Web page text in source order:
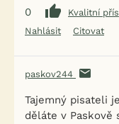
0
Kvalitní
Nahlásit
Citovat
paskov244
Tajemný pisateli
děláte v Paskově